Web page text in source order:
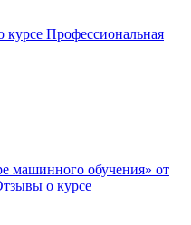
Профессиональная
машинного обучения» от
о курсе